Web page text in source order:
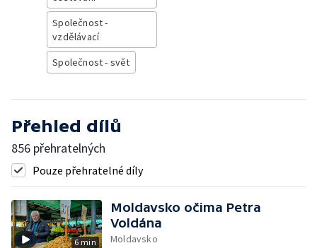
Společnost -
vzdělávací
Společnost - svět
Přehled dílů
856 přehratelných
Pouze přehratelné díly
6 min
Moldavsko očima Petra
Voldána
Moldavsko